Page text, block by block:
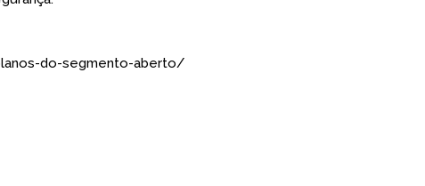
do-segmento-aberto/